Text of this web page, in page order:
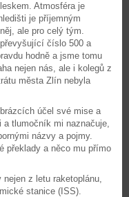
Atmosféra je
je příjemným
ale pro celý tým.
číslo 500 a
hodně a jsme tomu
nejen nás, ale i kolegů z
města Zlín nebyla
účel své mise a
tlumočník mi naznačuje,
názvy a pojmy.
překlady a něco mu přímo
z letu raketoplánu,
stanice (ISS).